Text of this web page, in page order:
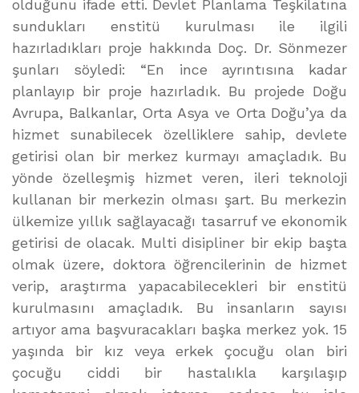
olduğunu ifade etti. Devlet Planlama Teşkilatına
sundukları enstitü kurulması ile ilgili
hazırladıkları proje hakkında Doç. Dr. Sönmezer
şunları söyledi: “En ince ayrıntısına kadar
planlayıp bir proje hazırladık. Bu projede Doğu
Avrupa, Balkanlar, Orta Asya ve Orta Doğu’ya da
hizmet sunabilecek özelliklere sahip, devlete
getirisi olan bir merkez kurmayı amaçladık. Bu
yönde özelleşmiş hizmet veren, ileri teknoloji
kullanan bir merkezin olması şart. Bu merkezin
ülkemize yıllık sağlayacağı tasarruf ve ekonomik
getirisi de olacak. Multi disipliner bir ekip başta
olmak üzere, doktora öğrencilerinin de hizmet
verip, araştırma yapacabilecekleri bir enstitü
kurulmasını amaçladık. Bu insanların sayısı
artıyor ama başvuracakları başka merkez yok. 15
yaşında bir kız veya erkek çocuğu olan biri
çocuğu ciddi bir hastalıkla karşılaşıp